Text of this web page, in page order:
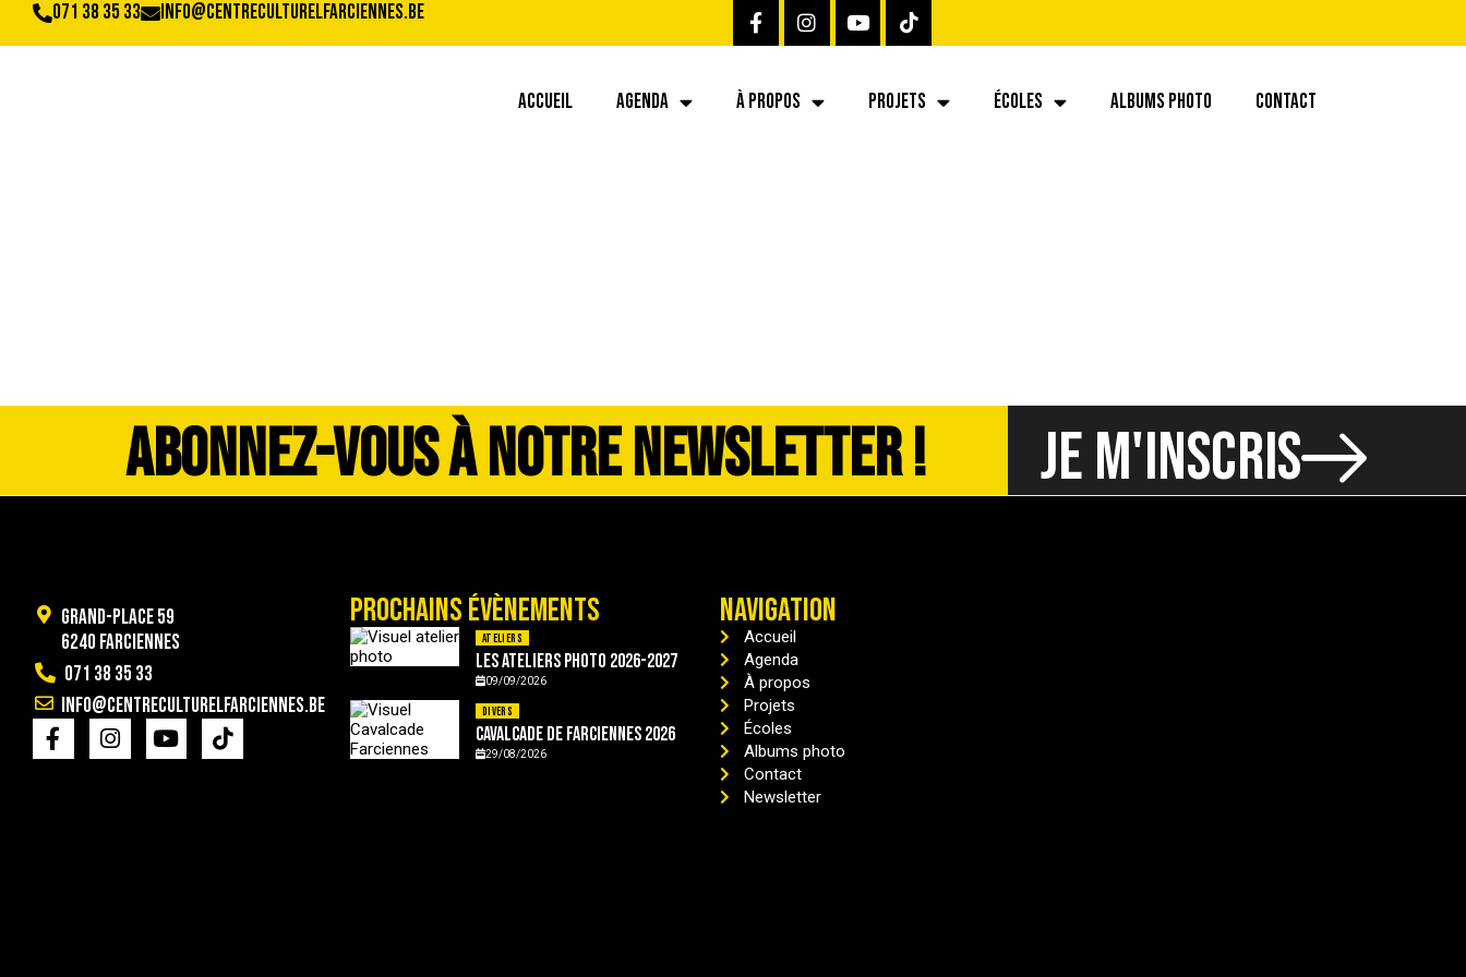
071 38 35 33 info@centreculturelfarciennes.be
ACCUEIL AGENDA À PROPOS PROJETS ÉCOLES ALBUMS PHOTO CONTACT
ABONNEZ-VOUS À NOTRE NEWSLETTER ! JE M'INSCRIS
Grand-Place 59
6240 Farciennes
071 38 35 33
info@centreculturelfarciennes.be
PROCHAINS ÉVÈNEMENTS
Ateliers
Les ateliers photo 2026-2027
09/09/2026
Divers
Cavalcade de Farciennes 2026
29/08/2026
NAVIGATION
Accueil
Agenda
À propos
Projets
Écoles
Albums photo
Contact
Newsletter